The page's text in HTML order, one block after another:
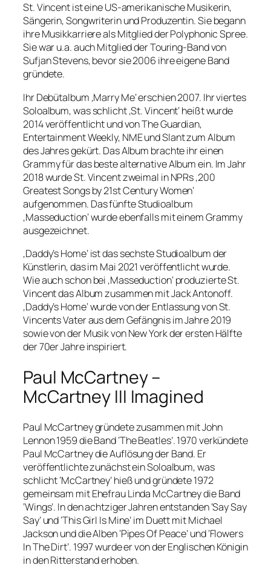
St. Vincent ist eine US-amerikanische Musikerin,
Sängerin, Songwriterin und Produzentin. Sie begann
ihre Musikkarriere als Mitglied der Polyphonic Spree.
Sie war u.a. auch Mitglied der Touring-Band von
Sufjan Stevens, bevor sie 2006 ihre eigene Band
gründete.
Ihr Debütalbum ‚Marry Me‘ erschien 2007. Ihr viertes
Soloalbum, was schlicht ‚St. Vincent‘ heißt wurde
2014 veröffentlicht und von The Guardian,
Entertainment Weekly, NME und Slant zum Album
des Jahres gekürt. Das Album brachte ihr einen
Grammy für das beste alternative Album ein. Im Jahr
2018 wurde St. Vincent zweimal in NPRs ‚200
Greatest Songs by 21st Century Women‘
aufgenommen. Das fünfte Studioalbum
‚Masseduction‘ wurde ebenfalls mit einem Grammy
ausgezeichnet.
‚Daddy’s Home‘ ist das sechste Studioalbum der
Künstlerin, das im Mai 2021 veröffentlicht wurde.
Wie auch schon bei ‚Masseduction‘ produzierte St.
Vincent das Album zusammen mit Jack Antonoff.
‚Daddy’s Home‘ wurde von der Entlassung von St.
Vincents Vater aus dem Gefängnis im Jahre 2019
sowie von der Musik von New York der ersten Hälfte
der 70er Jahre inspiriert.
Paul McCartney –
McCartney III Imagined
Paul McCartney gründete zusammen mit John
Lennon 1959 die Band ‘The Beatles’. 1970 verkündete
Paul McCartney die Auflösung der Band. Er
veröffentlichte zunächst ein Soloalbum, was
schlicht ‘McCartney’ hieß und gründete 1972
gemeinsam mit Ehefrau Linda McCartney die Band
‘Wings’. In den achtziger Jahren entstanden ‘Say Say
Say’ und ‘This Girl Is Mine’ im Duett mit Michael
Jackson und die Alben ‘Pipes Of Peace’ und ‘Flowers
In The Dirt’. 1997 wurde er von der Englischen Königin
in den Ritterstand erhoben.